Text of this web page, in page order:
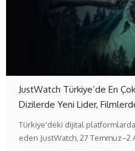
JustWatch Türkiye’de En
Dizilerde Yeni Lider,
Türkiye'deki dijital platformlarda
eden JustWatch, 27 Temmuz–2